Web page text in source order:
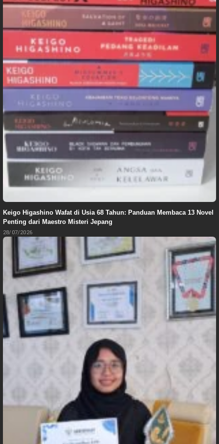
Keigo Higashino Wafat di Usia 68 Tahun: Panduan Membaca 13 Novel
Penting dari Maestro Misteri Jepang
28/07/2026